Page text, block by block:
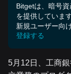
Bitgetは、暗号
を提供しています
新規ユーザー向
登録する
5月12日、工商